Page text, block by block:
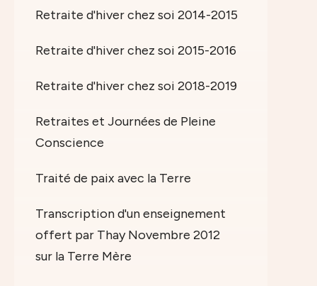
Retraite d'hiver chez soi 2014-2015
Retraite d'hiver chez soi 2015-2016
Retraite d'hiver chez soi 2018-2019
Retraites et Journées de Pleine
Conscience
Traité de paix avec la Terre
Transcription d'un enseignement
offert par Thay Novembre 2012
sur la Terre Mère